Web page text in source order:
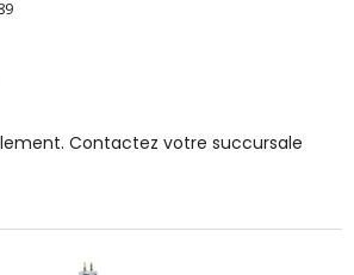
Contactez votre succursale